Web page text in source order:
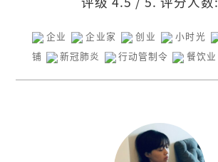
企业 企业家 创业 小时光
铺
新冠肺炎 行动管制令 餐饮业